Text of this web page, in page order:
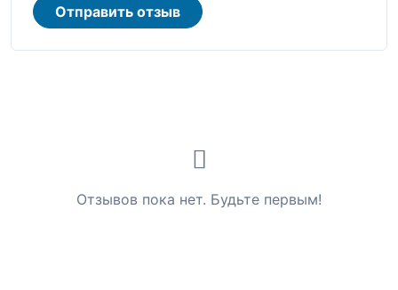
Отправить отзыв
Отзывов пока нет. Будьте первым!